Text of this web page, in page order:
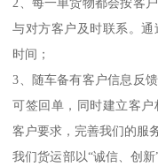
与对方客户及时联系。
时间；
3、随车备有客户信息反
可签回单，同时建立客
客户要求，完善我们的服
我们货运部以“诚信、创